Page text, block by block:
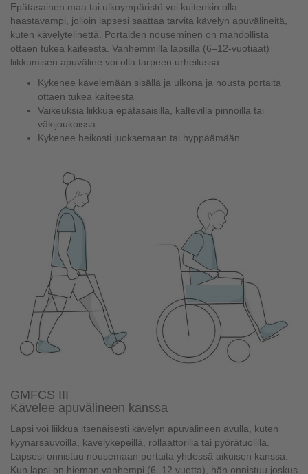
Epätasainen maa tai ulkoympäristö voi kuitenkin olla
haastavampi, jolloin lapsesi saattaa tarvita kävelyn apuvälineitä,
kuten kävelytelinettä. Portaiden nouseminen on mahdollista
ottaen tukea kaiteesta. Vanhemmilla lapsilla (6–12-vuotiaat)
liikkumisen apuväline voi olla tarpeen urheilussa.
Kykenee kävelemään sisällä ja ulkona ja nousta portaita
ottaen tukea kaiteesta
Vaikeuksia liikkua epätasaisilla, kaltevilla pinnoilla tai
väkijoukoissa
Kykenee heikosti juoksemaan tai hyppäämään
GMFCS III
Kävelee apuvälineen kanssa
Lapsi voi liikkua itsenäisesti kävelyn apuvälineen avulla, kuten
kyynärsauvoilla, kävelykepeillä, rollaattorilla tai pyörätuolilla.
Lapsesi onnistuu nousemaan portaita yhdessä aikuisen kanssa.
Kun lapsi on hieman vanhempi (6–12 vuotta), hän onnistuu joskus